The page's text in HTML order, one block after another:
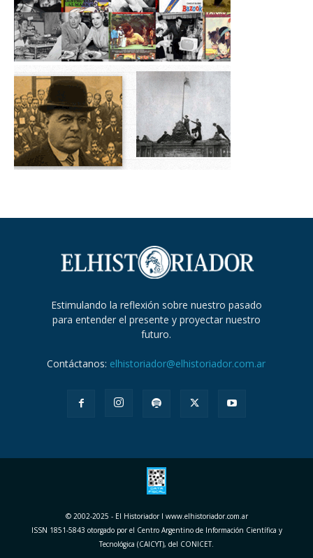
Estimulando la reflexión sobre nuestro pasado
para entender el presente y proyectar nuestro
futuro.
Contáctanos: elhistoriador@elhistoriador.com.ar
© 2002-2025 - El Historiador I www.elhistoriador.com.ar
ISSN 1851-5843 otorgado por el Centro Argentino de Información Científica y
Tecnológica (CAICYT), del CONICET.